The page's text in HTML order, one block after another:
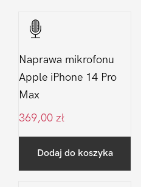
Naprawa mikrofonu
Apple iPhone 14 Pro
Max
369,00 zł
Dodaj do koszyka